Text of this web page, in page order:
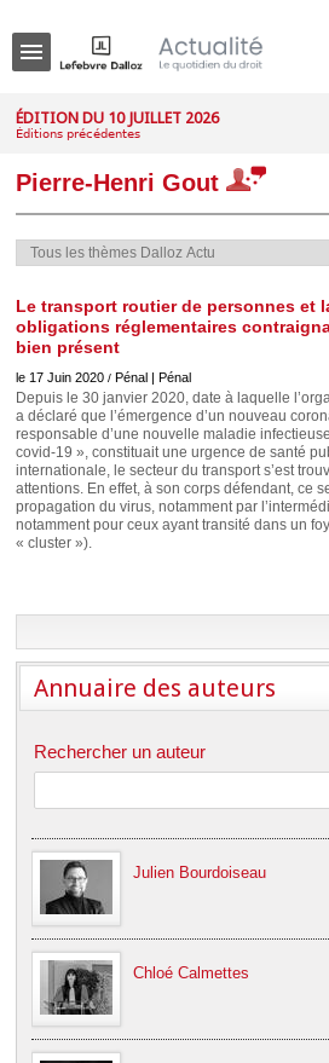
IT
ÉDITION DU 10 JUILLET 2026
Éditions précédentes
Pierre-Henri Gout
Le transport routier de personnes et
obligations réglementaires
bien présent
le 17 Juin 2020 / Pénal | Pénal
Depuis le 30 janvier 2020, date à laquelle
a déclaré que l’émergence d’un nouveau
responsable d’une nouvelle maladie
covid-19 », constituait une urgence de santé
internationale, le secteur du transport s’est
attentions. En effet, à son corps défendant, ce
propagation du virus, notamment par
notamment pour ceux ayant transité dans un
« cluster »).
Annuaire des auteurs
Rechercher un auteur
Julien Bourdoiseau
Chloé Calmettes